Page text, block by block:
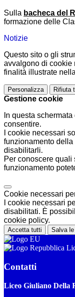
Sulla bacheca del
formazione delle
Notizie
Questo sito o gli
avvalgono di cookie
finalità illustrate nella
Personalizza Rifiuta
Gestione cookie
In questa
consentire.
I cookie necessari
funzionamento
disabilitarli.
Per conoscere quali
funzionamento
Cookie necessari
I cookie necessari
disabilitati. È
cookie policy.
Accetta tutti Salva
Contatti
Liceo Giuliano Della